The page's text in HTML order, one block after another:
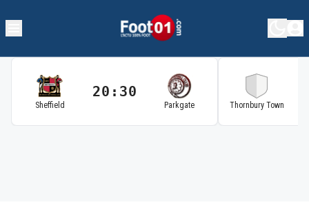
Sheffield
20:30
Parkgate Thornbury Town